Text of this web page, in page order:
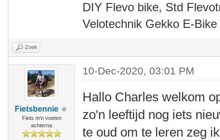
DIY Flevo bike, Std
Velotechnik Gekko E-Bike
Zoek
Fietsbennie
Fiets m'n voeten
achterna
10-Dec-2020, 03:01 PM
Hallo Charles welkom
zo'n leeftijd nog iets
te oud om te leren zeg